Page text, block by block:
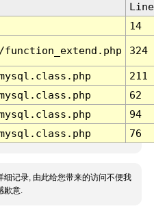
Line
14
324
211
62
94
76
细记录, 由此给您带来的访问不便我
歉意.